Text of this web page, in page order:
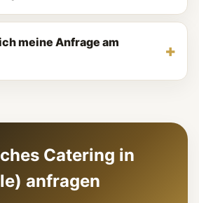
meine Anfrage am
Catering in
anfragen